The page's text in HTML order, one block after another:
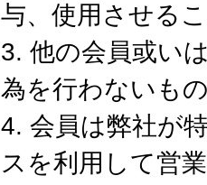
与、使用させる
3. 他の会員或い
為を行わないも
4. 会員は弊社が
スを利用して営